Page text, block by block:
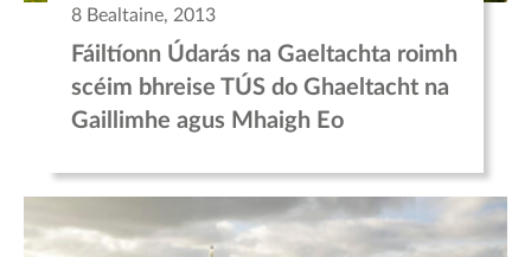
8 Bealtaine, 2013
Fáiltíonn Údarás na Gaeltachta roimh
scéim bhreise TÚS do Ghaeltacht na
Gaillimhe agus Mhaigh Eo